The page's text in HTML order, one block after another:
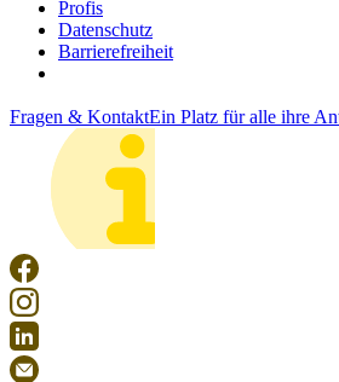
Profis
Datenschutz
Barrierefreiheit
Fragen & KontaktEin Platz für alle ihre